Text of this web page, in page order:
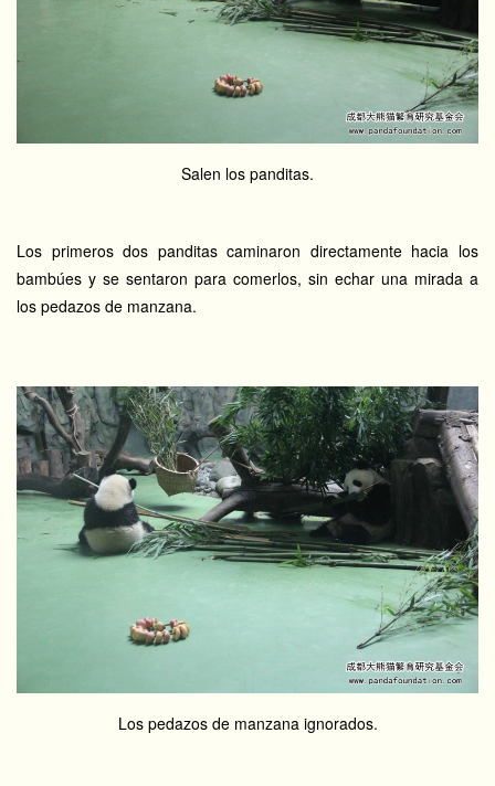
Salen los panditas.
Los primeros dos panditas caminaron directamente hacia los
bambúes y se sentaron para comerlos, sin echar una mirada a
los pedazos de manzana.
Los pedazos de manzana ignorados.